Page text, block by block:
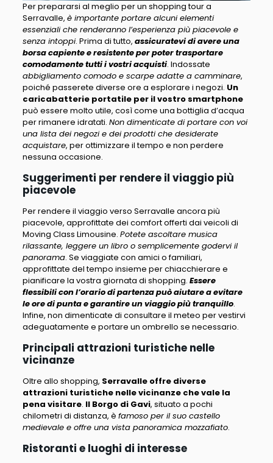
Per prepararsi al meglio per un shopping tour a
Serravalle, è importante portare alcuni elementi
essenziali che renderanno l’esperienza più piacevole e
senza intoppi. Prima di tutto, assicuratevi di avere una
borsa capiente e resistente per poter trasportare
comodamente tutti i vostri acquisti. Indossate
abbigliamento comodo e scarpe adatte a camminare,
poiché passerete diverse ore a esplorare i negozi. Un
caricabatterie portatile per il vostro smartphone
può essere molto utile, così come una bottiglia d’acqua
per rimanere idratati. Non dimenticate di portare con voi
una lista dei negozi e dei prodotti che desiderate
acquistare, per ottimizzare il tempo e non perdere
nessuna occasione.
Suggerimenti per rendere il viaggio più
piacevole
Per rendere il viaggio verso Serravalle ancora più
piacevole, approfittate dei comfort offerti dai veicoli di
Moving Class Limousine. Potete ascoltare musica
rilassante, leggere un libro o semplicemente godervi il
panorama. Se viaggiate con amici o familiari,
approfittate del tempo insieme per chiacchierare e
pianificare la vostra giornata di shopping. Essere
flessibili con l’orario di partenza può aiutare a evitare
le ore di punta e garantire un viaggio più tranquillo.
Infine, non dimenticate di consultare il meteo per vestirvi
adeguatamente e portare un ombrello se necessario.
Principali attrazioni turistiche nelle
vicinanze
Oltre allo shopping, Serravalle offre diverse
attrazioni turistiche nelle vicinanze che vale la
pena visitare. Il Borgo di Gavi, situato a pochi
chilometri di distanza, è famoso per il suo castello
medievale e offre una vista panoramica mozzafiato.
Ristoranti e luoghi di interesse